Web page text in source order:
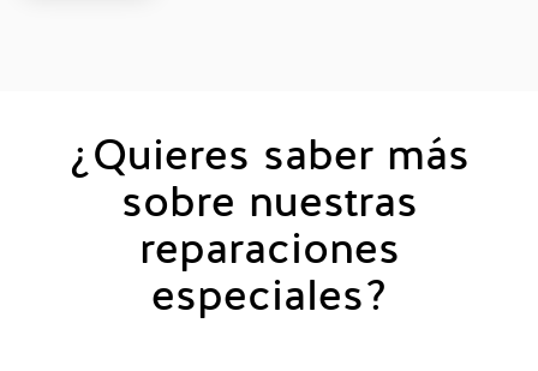
¿Quieres saber más
sobre nuestras
reparaciones
especiales?